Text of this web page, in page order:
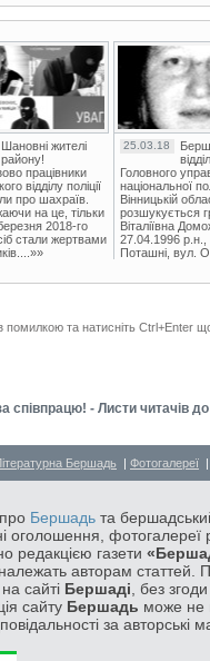
Шановні жителі
району!
працівники
відділу поліції
про шахраїв.
на це, тільки
2018-го
стали жертвами
25.03.18
Головного
національної
Вінницькій
розшукується
Віталіївна
27.04.1996 р.н.,
Поташні, вул.
помилкою та натисніть Ctrl+Enter
співпрацю! - Листи читачів
Бершадь | Фотогалереї
Бершадь та
оголошення, фотогалереї
редакцією газети
авторам статтей.
сайті Бершаді , без
сайту Бершадь може не
за авторські